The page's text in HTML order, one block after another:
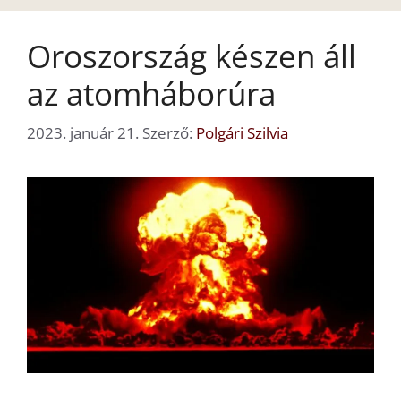
Oroszország készen áll
az atomháborúra
2023. január 21. Szerző: Polgári Szilvia